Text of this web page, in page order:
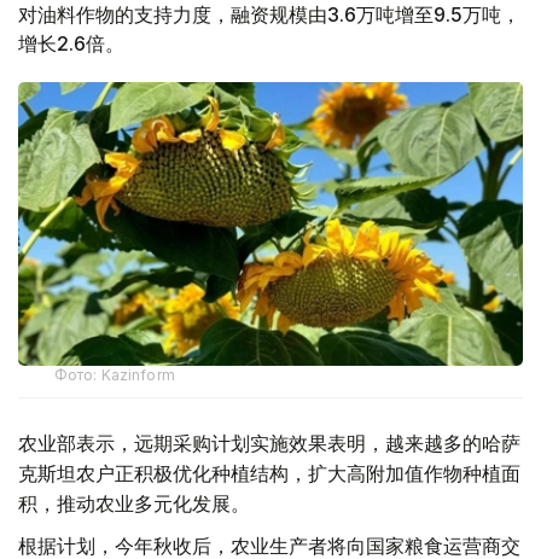
对油料作物的支持力度，融资规模由3.6万吨增至9.5万吨，
增长2.6倍。
Фото: Kazinform
农业部表示，远期采购计划实施效果表明，越来越多的哈萨
克斯坦农户正积极优化种植结构，扩大高附加值作物种植面
积，推动农业多元化发展。
根据计划，今年秋收后，农业生产者将向国家粮食运营商交